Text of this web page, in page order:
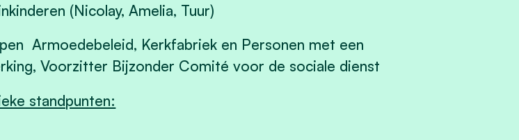
(Nicolay, Amelia, Tuur)
Armoedebeleid, Kerkfabriek en Personen met een
Voorzitter Bijzonder Comité voor de sociale dienst
standpunten: